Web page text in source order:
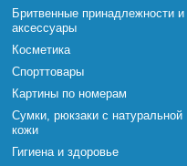
Бритвенные принадлежности и
аксессуары
Косметика
Спорттовары
Картины по номерам
Сумки, рюкзаки с натуральной
кожи
Гигиена и здоровье